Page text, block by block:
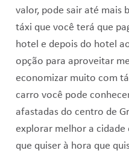
valor, pode sair até mais
táxi que você terá que
hotel e depois do hotel
opção para aproveitar
economizar muito com
carro você pode
afastadas do centro de
explorar melhor a cidade
que quiser à hora que